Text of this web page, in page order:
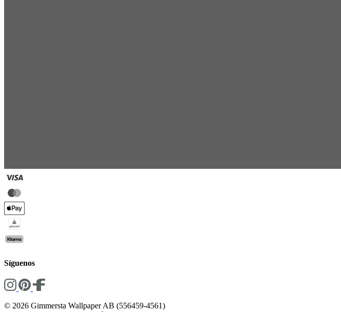
Síguenos
© 2026 Gimmersta Wallpaper AB (556459-4561)